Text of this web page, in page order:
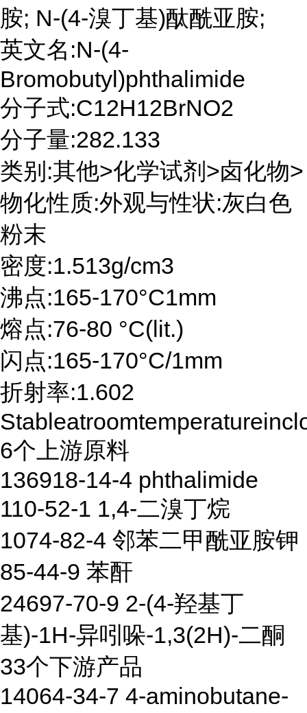
胺; N-(4-溴丁基)酞酰亚胺;
英文名:N-(4-
Bromobutyl)phthalimide
分子式:C12H12BrNO2
分子量:282.133
类别:其他>化学试剂>卤化物>
物化性质:外观与性状:灰白色
粉末
密度:1.513g/cm3
沸点:165-170°C1mm
熔点:76-80 °C(lit.)
闪点:165-170°C/1mm
折射率:1.602
6个上游原料
136918-14-4 phthalimide
110-52-1 1,4-二溴丁烷
1074-82-4 邻苯二甲酰亚胺钾
85-44-9 苯酐
24697-70-9 2-(4-羟基丁
基)-1H-异吲哚-1,3(2H)-二酮
33个下游产品
14064-34-7 4-aminobutane-